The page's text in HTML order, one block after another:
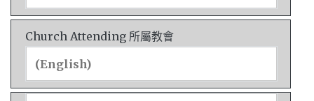
Church Attending 所屬教會